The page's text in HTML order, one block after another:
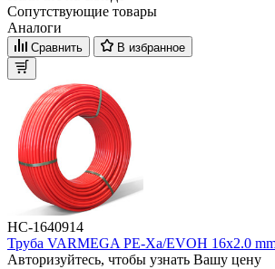
Сопутствующие товары
Аналоги
Сравнить В избранное
НС-1640914
Труба VARMEGA PE-Xa/EVOH 16x2.0
Авторизуйтесь, чтобы узнать Вашу цену